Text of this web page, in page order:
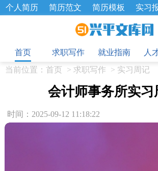
个人简历 简历范文 简历模板 实习
招聘选拔 绩效考核 企业
工作总结
辞职报告
首页
求职写作 就业指南 人
当前位置： 首页 > 求职写作 > 实习周记
会计师事务所实习
时间：2025-09-12 11:18:22